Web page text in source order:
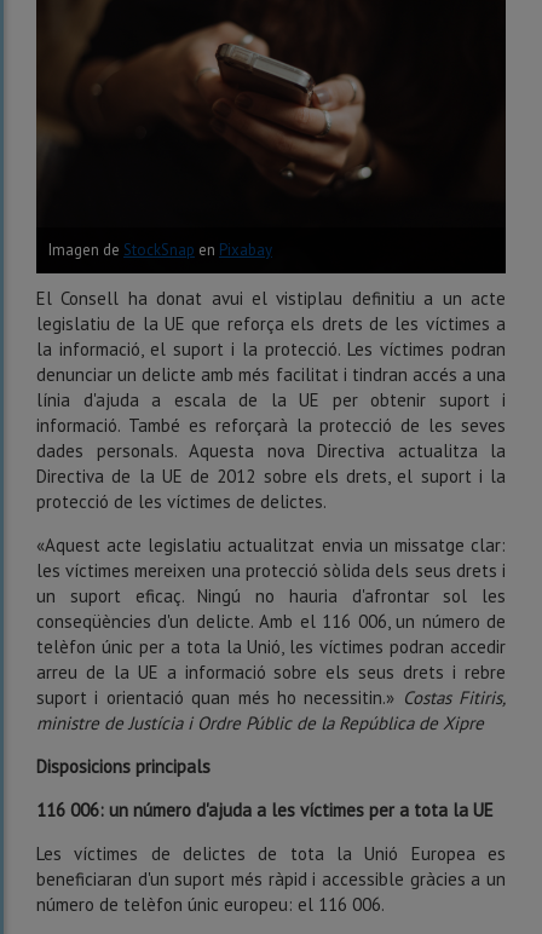
Imagen de StockSnap en Pixabay
El Consell ha donat avui el vistiplau definitiu a un acte
legislatiu de la UE que reforça els drets de les víctimes a
la informació, el suport i la protecció. Les víctimes podran
denunciar un delicte amb més facilitat i tindran accés a una
línia d'ajuda a escala de la UE per obtenir suport i
informació. També es reforçarà la protecció de les seves
dades personals. Aquesta nova Directiva actualitza la
Directiva de la UE de 2012 sobre els drets, el suport i la
protecció de les víctimes de delictes.
«Aquest acte legislatiu actualitzat envia un missatge clar:
les víctimes mereixen una protecció sòlida dels seus drets i
un suport eficaç. Ningú no hauria d'afrontar sol les
conseqüències d'un delicte. Amb el 116 006, un número de
telèfon únic per a tota la Unió, les víctimes podran accedir
arreu de la UE a informació sobre els seus drets i rebre
suport i orientació quan més ho necessitin.» Costas Fitiris,
ministre de Justícia i Ordre Públic de la República de Xipre
Disposicions principals
116 006: un número d'ajuda a les víctimes per a tota la UE
Les víctimes de delictes de tota la Unió Europea es
beneficiaran d'un suport més ràpid i accessible gràcies a un
número de telèfon únic europeu: el 116 006.